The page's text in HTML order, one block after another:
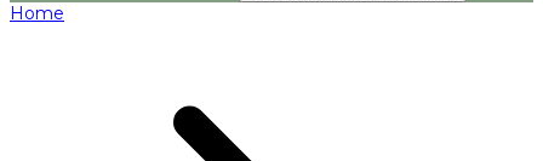
Home